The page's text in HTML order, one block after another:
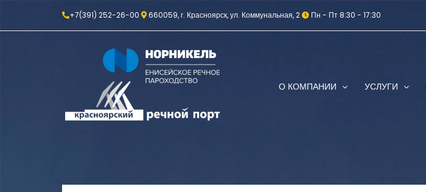
+7(391) 252-26-00 660059, г. Красноярск, ул. Коммунальная, 2 Пн - Пт 8:30 - 17:30
О КОМПАНИИ УСЛУГИ